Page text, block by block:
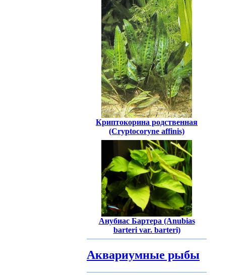
Криптокорина родственная
(Cryptocoryne affinis)
Анубиас Бартера (Anubias
barteri var. barteri)
Аквариумные рыбы